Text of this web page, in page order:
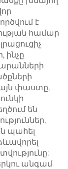
է
համար
փաստը,
են
պահել
անգամ